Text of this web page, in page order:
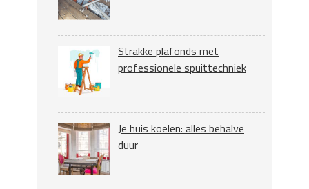
Strakke plafonds met
professionele spuittechniek
Je huis koelen: alles behalve
duur